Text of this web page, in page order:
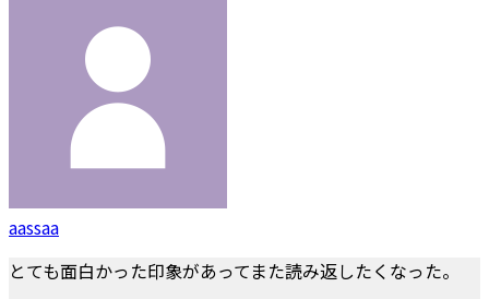
aassaa
とても面白かった印象があってまた読み返したくなった。